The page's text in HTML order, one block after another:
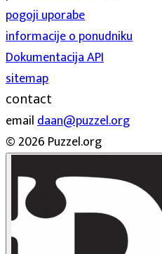
pogoji uporabe
informacije o ponudniku
Dokumentacija API
sitemap
contact
emaildaan@puzzel.org
© 2026 Puzzel.org